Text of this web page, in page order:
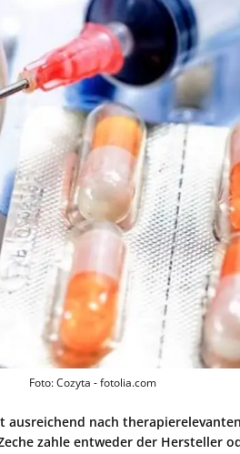
Foto: Cozyta - fotolia.com
ausreichend nach
zahle entweder der Hersteller